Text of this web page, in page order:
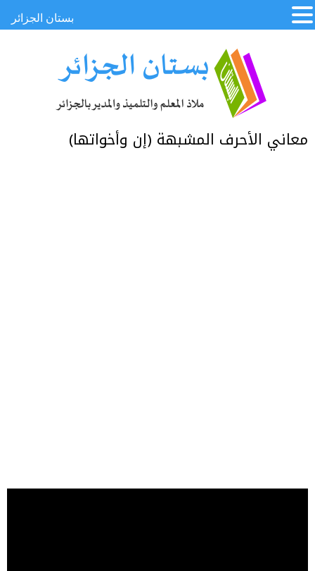
معاني الأحرف المشبهة (إن وأخواتها)
بستان الجزائر